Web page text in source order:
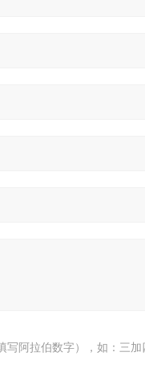
写阿拉伯数字），如：三加